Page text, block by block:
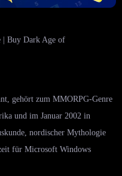
gehört zum MMORPG-Genre
und im Januar 2002 in
nordischer Mythologie
für Microsoft Windows